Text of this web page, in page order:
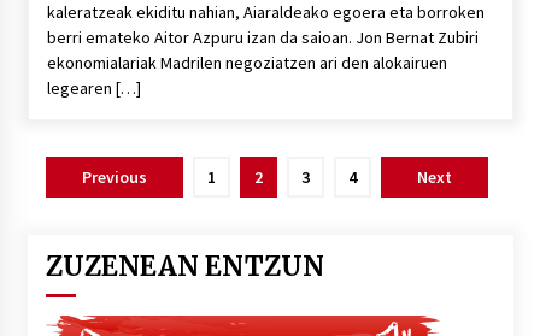
kaleratzeak ekiditu nahian, Aiaraldeako egoera eta borroken
berri emateko Aitor Azpuru izan da saioan. Jon Bernat Zubiri
ekonomialariak Madrilen negoziatzen ari den alokairuen
legearen […]
PostsPrevious 1 2 3 4 Next
ZUZENEAN ENTZUN